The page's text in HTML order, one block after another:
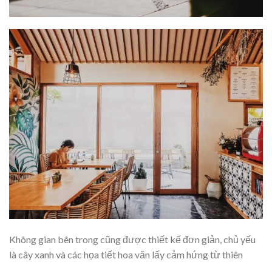
Không gian bên trong cũng được thiết kế đơn giản, chủ yếu
là cây xanh và các họa tiết hoa văn lấy cảm hứng từ thiên